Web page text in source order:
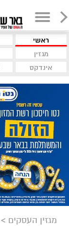
ראשי
מגזין
אינדקס
מגזין העסקים >